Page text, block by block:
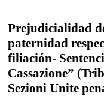
Prejudicialidad
paternidad
filiación-
Cassazione”
Sezioni Unite